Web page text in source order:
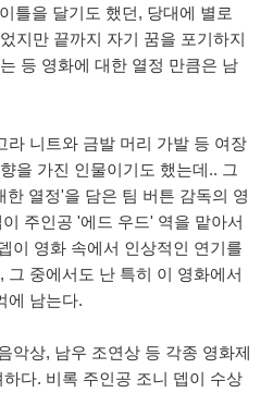
틀을 달기도 했던, 당대에 별로
지만 끝까지 자기 꿈을 포기하지
등 영화에 대한 열정 만큼은 남
라 니트와 금발 머리 가발 등 여장
을 가진 인물이기도 했는데.. 그
열정'을 담은 팀 버튼 감독의 영
주인공 '에드 우드' 역을 맡아서
이 영화 속에서 인상적인 연기를
그 중에서도 난 특히 이 영화에서
에 남는다.
악상, 남우 조연상 등 각종 영화제
다. 비록 주인공 조니 뎁이 수상